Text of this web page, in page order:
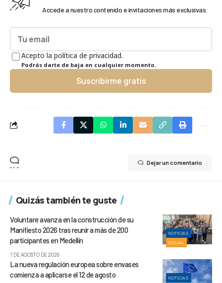
Accede a nuestro contenido e invitaciones más exclusivas.
Acepto la política de privacidad.
Podrás darte de baja en cualquier momento.
Suscribirme gratis
Dejar un comentario
Quizás también te guste
NOTICIAS
SOCIAL
Voluntare avanza en la construcción de su
Manifiesto 2026 tras reunir a más de 200
participantes en Medellín
7 DE AGOSTO DE 2026
NOTICIAS
La nueva regulación europea sobre envases
comienza a aplicarse el 12 de agosto